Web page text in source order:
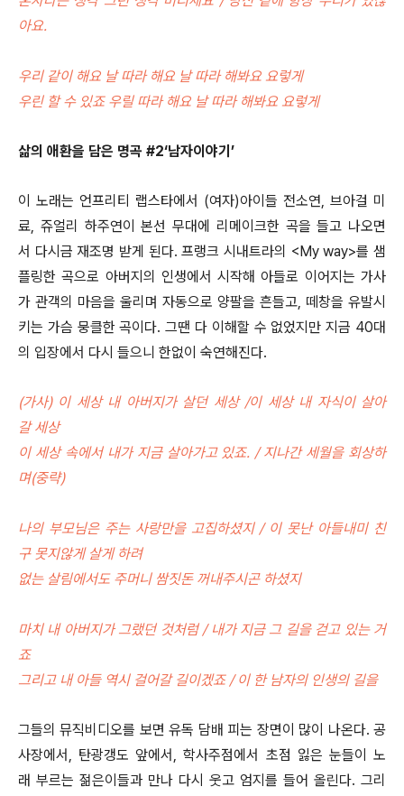
아요.
우리 같이 해요 날 따라 해요 날 따라 해봐요 요렇게
우린 할 수 있죠 우릴 따라 해요 날 따라 해봐요 요렇게
삶의 애환을 담은 명곡 #2‘남자이야기’
이 노래는 언프리티 랩스타에서 (여자)아이들 전소연, 브아걸 미
료, 쥬얼리 하주연이 본선 무대에 리메이크한 곡을 들고 나오면
서 다시금 재조명 받게 된다. 프랭크 시내트라의 <My way>를 샘
플링한 곡으로 아버지의 인생에서 시작해 아들로 이어지는 가사
가 관객의 마음을 울리며 자동으로 양팔을 흔들고, 떼창을 유발시
키는 가슴 뭉클한 곡이다. 그땐 다 이해할 수 없었지만 지금 40대
의 입장에서 다시 들으니 한없이 숙연해진다.
(가사) 이 세상 내 아버지가 살던 세상 /이 세상 내 자식이 살아
갈 세상
이 세상 속에서 내가 지금 살아가고 있죠. / 지나간 세월을 회상하
며(중략)
나의 부모님은 주는 사랑만을 고집하셨지 / 이 못난 아들내미 친
구 못지않게 살게 하려
없는 살림에서도 주머니 쌈짓돈 꺼내주시곤 하셨지
마치 내 아버지가 그랬던 것처럼 / 내가 지금 그 길을 걷고 있는 거
죠
그리고 내 아들 역시 걸어갈 길이겠죠 / 이 한 남자의 인생의 길을
그들의 뮤직비디오를 보면 유독 담배 피는 장면이 많이 나온다. 공
사장에서, 탄광갱도 앞에서, 학사주점에서 초점 잃은 눈들이 노
래 부르는 젊은이들과 만나 다시 웃고 엄지를 들어 올린다. 그리